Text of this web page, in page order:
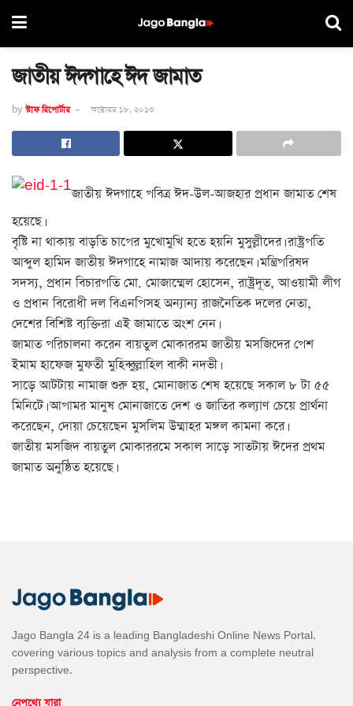
জাতীয় ঈদগাহে ঈদ জামাত
by স্টাফ রিপোর্টার অক্টোবর ১৮, ২০১৩
জাতীয় ঈদগাহে পবিত্র ঈদ-উল-আজহার প্রধান জামাত শেষ
হয়েছে।
বৃষ্টি না থাকায় বাড়তি চাপের মুখোমুখি হতে হয়নি মুসুল্লীদের। রাষ্ট্রপতি
আব্দুল হামিদ জাতীয় ঈদগাহে নামাজ আদায় করেছেন। মন্ত্রিপরিষদ
সদস্য, প্রধান বিচারপতি মো. মোজাম্মেল হোসেন, রাষ্ট্রদূত, আওয়ামী লীগ
ও প্রধান বিরোধী দল বিএনপিসহ অন্যান্য রাজনৈতিক দলের নেতা,
দেশের বিশিষ্ট ব্যক্তিরা এই জামাতে অংশ নেন।
জামাত পরিচালনা করেন বায়তুল মোকাররম জাতীয় মসজিদের পেশ
ইমাম হাফেজ মুফতী মুহিব্বুল্লাহিল বাকী নদভী।
সাড়ে আটটায় নামাজ শুরু হয়, মোনাজাত শেষ হয়েছে সকাল ৮ টা ৫৫
মিনিটে। আপামর মানুষ মোনাজাতে দেশ ও জাতির কল্যাণ চেয়ে প্রার্থনা
করেছেন, দোয়া চেয়েছেন মুসলিম উম্মাহর মঙ্গল কামনা করে।
জাতীয় মসজিদ বায়তুল মোকাররমে সকাল সাড়ে সাতটায় ঈদের প্রথম
জামাত অনুষ্ঠিত হয়েছে।
Jago Bangla 24 is a leading Bangladeshi Online News Portal,
covering various topics and analysis from a complete neutral
perspective.